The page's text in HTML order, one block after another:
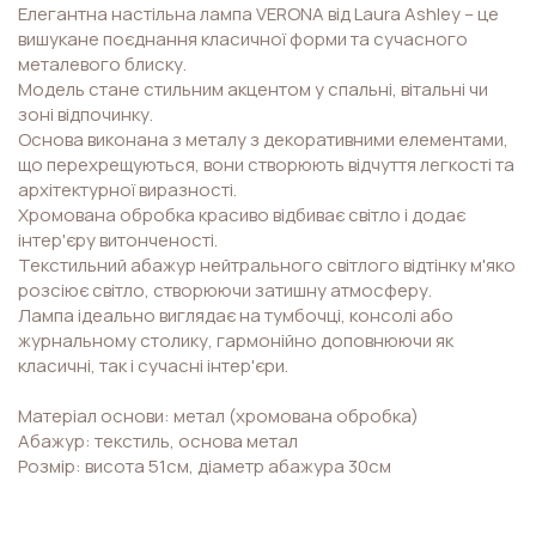
Елегантна настільна лампа VERONA від Laura Ashley – це
вишукане поєднання класичної форми та сучасного
металевого блиску.
Модель стане стильним акцентом у спальні, вітальні чи
зоні відпочинку.
Основа виконана з металу з декоративними елементами,
що перехрещуються, вони створюють відчуття легкості та
архітектурної виразності.
Хромована обробка красиво відбиває світло і додає
інтер'єру витонченості.
Текстильний абажур нейтрального світлого відтінку м'яко
розсіює світло, створюючи затишну атмосферу.
Лампа ідеально виглядає на тумбочці, консолі або
журнальному столику, гармонійно доповнюючи як
класичні, так і сучасні інтер'єри.
Матеріал основи: метал (хромована обробка)
Абажур: текстиль, основа метал
Розмір: висота 51см, діаметр абажура 30см